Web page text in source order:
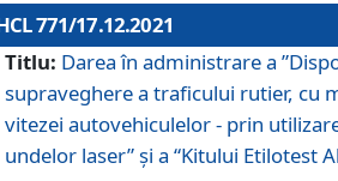
771/17.12.2021
Titlu: Darea în administrare a
supraveghere a traficului rutier, cu
vitezei autovehiculelor - prin
undelor laser” și a “Kitului Etilotest